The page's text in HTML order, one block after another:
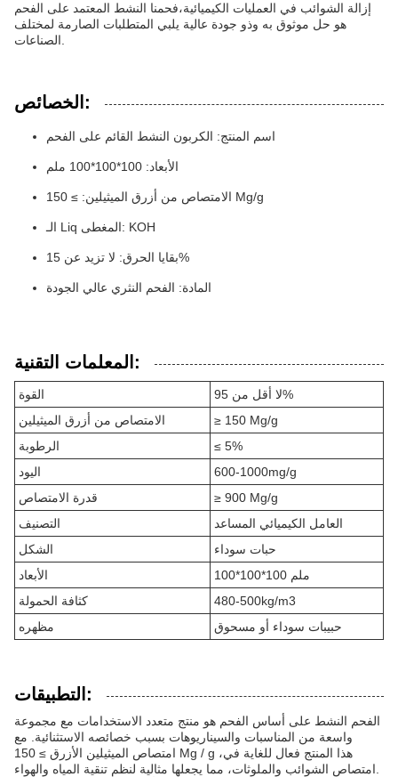
إزالة الشوائب في العمليات الكيميائية،فحمنا النشط المعتمد على الفحم
هو حل موثوق به وذو جودة عالية يلبي المتطلبات الصارمة لمختلف
الخصائص:
اسم المنتج: الكربون النشط القائم على الفحم
الأبعاد: 100*100*100 ملم
الامتصاص من أزرق الميثيلين: ≥ 150 Mg/g
الـ Liq المغطى: KOH
بقايا الحرق: لا تزيد عن 15%
المادة: الفحم النثري عالي الجودة
المعلمات التقنية:
القوة
لا أقل من 95%
الامتصاص من أزرق الميثيلين
≥ 150 Mg/g
الرطوبة
≤ 5%
اليود
600-1000mg/g
قدرة الامتصاص
≥ 900 Mg/g
التصنيف
العامل الكيميائي المساعد
الشكل
حبات سوداء
الأبعاد
100*100*100 ملم
كثافة الحمولة
480-500kg/m3
مظهره
حبيبات سوداء أو مسحوق
التطبيقات:
الفحم النشط على أساس الفحم هو منتج متعدد الاستخدامات مع مجموعة
واسعة من المناسبات والسيناريوهات بسبب خصائصه الاستثنائية. مع
امتصاص الميثيلين الأزرق ≥ 150 Mg / g ،هذا المنتج فعال للغاية في